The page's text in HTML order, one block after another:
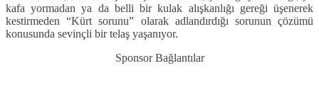
kafa yormadan ya da belli bir kulak alışkanlığı gereği üşenerek
kestirmeden “Kürt sorunu” olarak adlandırdığı sorunun çözümü
konusunda sevinçli bir telaş yaşanıyor.
Sponsor Bağlantılar